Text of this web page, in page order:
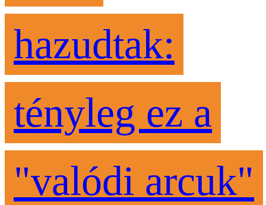
hazudtak:
tényleg ez a
"valódi arcuk"